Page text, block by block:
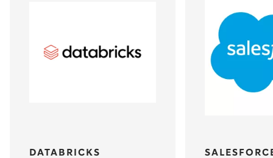
DATABRICKS